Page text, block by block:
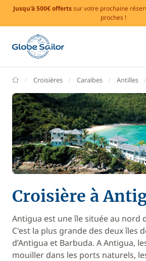
Jusqu'à 500€ offertssur votre prochaine
proches !
GlobeSailor
Croisières Caraïbes Antilles
Croisière à
Antigua est une île située au nord
C'est la plus grande des deux îles
d’Antigua et Barbuda. A Antigua,
mouiller dans les ports naturels,